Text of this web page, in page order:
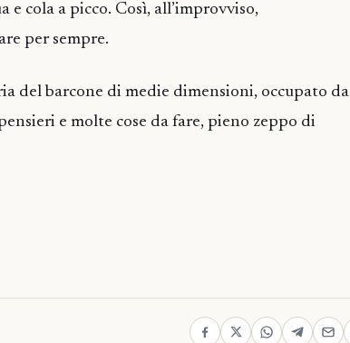
e cola a picco. Così, all’improvviso,
per sempre.
del barcone di medie dimensioni, occupato da
e molte cose da fare, pieno zeppo di